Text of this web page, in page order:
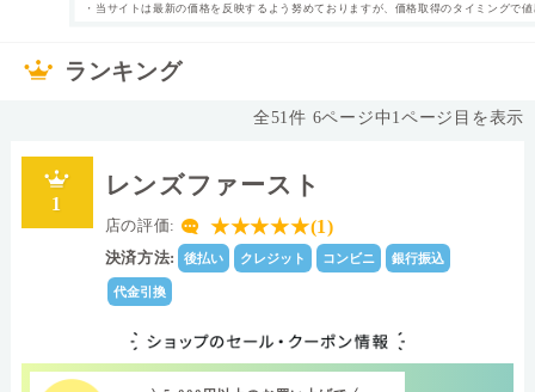
1日使い捨て タイプ
近視 乱視用(トー
枚数 30枚
含水率 38.0%
素材グループ レンズカラー
中心厚(-3.00D) 0.08 ベースカーブ(BC)
Dk値(酸素透過係
103.0
プ)/+0.25～+4.00(0.25ステップ)
・当サイトは最新の価格を反映するよう努めておりますが、価格取得のタイミングで
ランキング
全51件 6ページ中1ページ目を表示
1
レンズファースト
店の評価: ★★★★★(1)
決済方法: 後払い クレジット コンビニ 銀行振込
代金引換